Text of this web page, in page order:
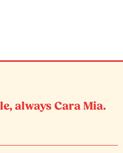
always Cara Mia.